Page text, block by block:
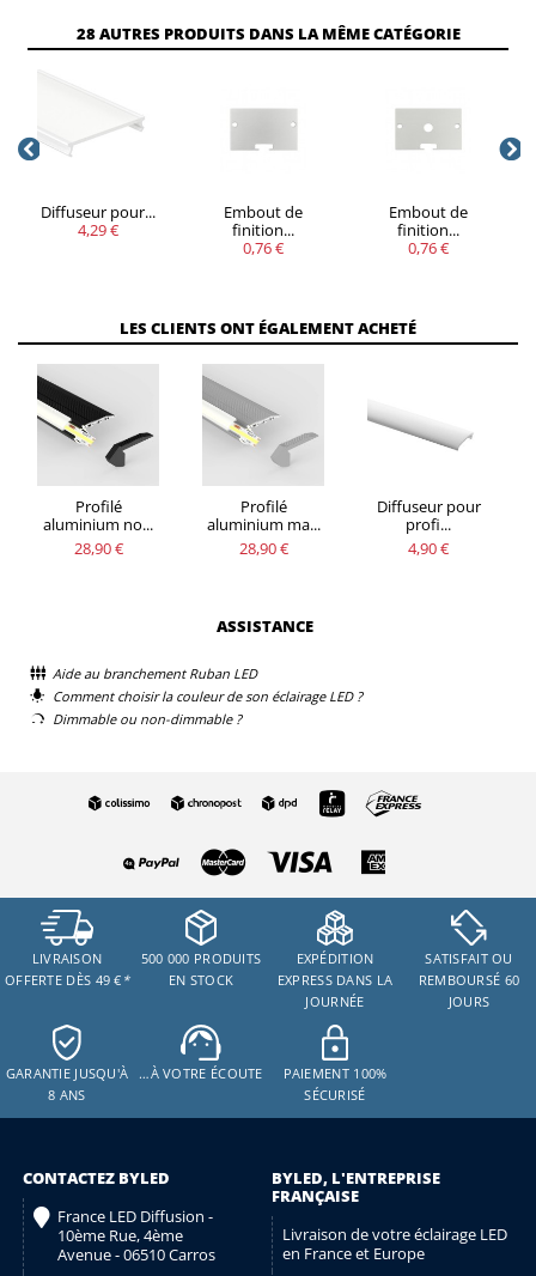
QUANTITÉ REMISE
ÉCONOMISEZ
28 AUTRES PRODUITS DANS LA MÊME CATÉGORIE
Diffuseur pour...
4,29 €
Embout de
finition...
0,76 €
Embout de
finition...
0,76 €
LES CLIENTS ONT ÉGALEMENT ACHETÉ
Profilé
aluminium no...
28,90 €
Profilé
aluminium ma...
28,90 €
Diffuseur pour
profi...
4,90 €
ASSISTANCE
Aide au branchement Ruban LED
Comment choisir la couleur de son éclairage LED ?
Dimmable ou non-dimmable ?
LIVRAISON
OFFERTE DÈS 49 € *
500 000 PRODUITS
EN STOCK
EXPÉDITION
EXPRESS DANS LA
JOURNÉE
SATISFAIT OU
REMBOURSÉ 60
JOURS
GARANTIE JUSQU'À
8 ANS
…À VOTRE ÉCOUTE
PAIEMENT 100%
SÉCURISÉ
CONTACTEZ BYLED
France LED Diffusion -
10ème Rue, 4ème
Avenue - 06510 Carros
BYLED, L'ENTREPRISE
FRANÇAISE
Livraison de votre éclairage LED
en France et Europe